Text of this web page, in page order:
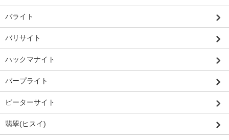
バライト
バリサイト
ハックマナイト
パープライト
ピーターサイト
翡翠(ヒスイ)